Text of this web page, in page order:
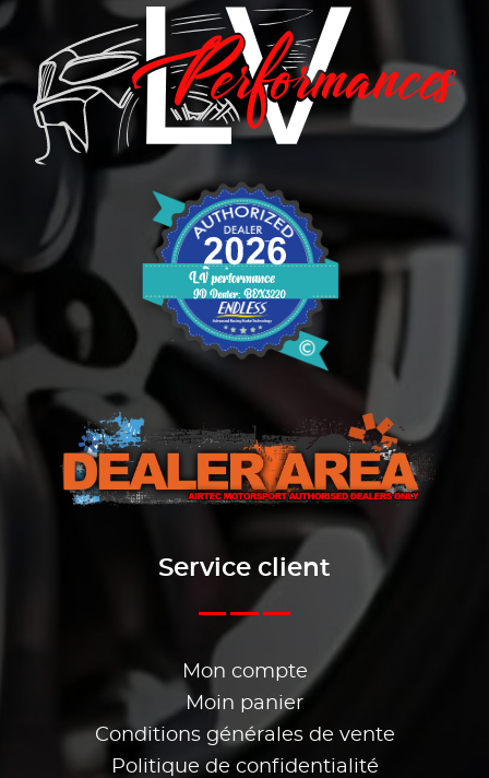
Service client
Mon compte
Moin panier
Conditions générales de vente
Politique de confidentialité